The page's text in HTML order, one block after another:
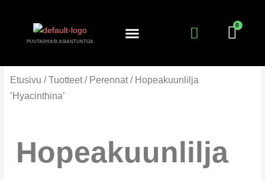
PUUTARHASI ASIANTUNTIJA
Etusivu /Tuotteet/ Perennat/ Hopeakuunlilja
’Hyacinthina’
Hopeakuunlilja